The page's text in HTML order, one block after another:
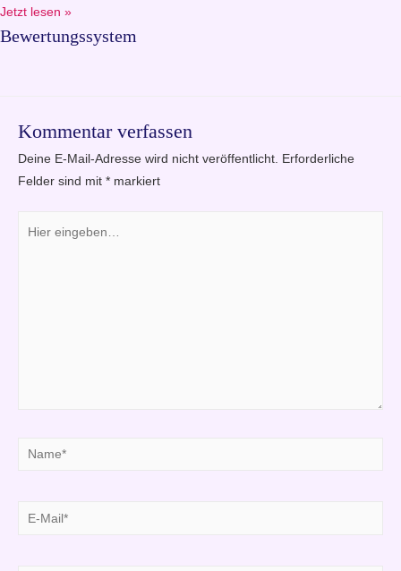
Jetzt lesen »
Bewertungssystem
Kommentar verfassen
Deine E-Mail-Adresse wird nicht veröffentlicht. Erforderliche
Felder sind mit * markiert
Name*
E-